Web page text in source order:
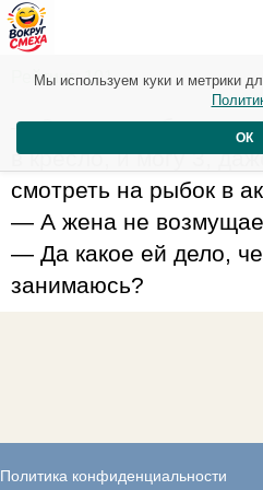
Рейтинг: 101
— Знаете, люблю
в кресло, и могу 3,
смотреть на рыбок в
— А жена не
— Да какое ей дело,
занимаюсь?
Политика конфиденциальности
Мы используем куки и метрики
ОК